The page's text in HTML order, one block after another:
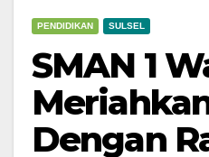
PENDIDIKAN SULSEL
SMAN 1
Dengan